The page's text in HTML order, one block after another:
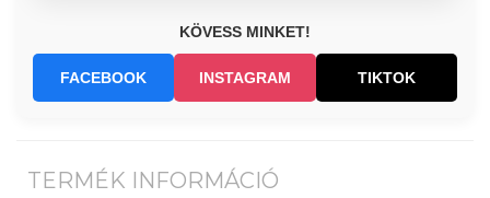
KÖVESS MINKET!
FACEBOOK INSTAGRAM TIKTOK
TERMÉK INFORMÁCIÓ